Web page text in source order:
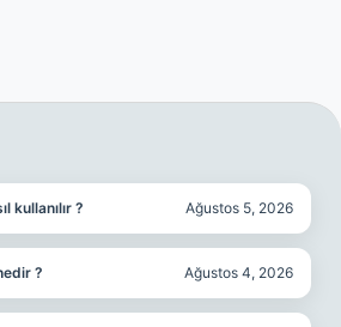
kullanılır ? Ağustos 5, 2026
? Ağustos 4, 2026